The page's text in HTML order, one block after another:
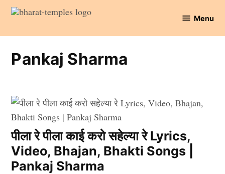
Skip
content
Temples
Menu
Pankaj Sharma
पीला रे पीला काई करो सहेल्या रे Lyrics,
Video, Bhajan, Bhakti Songs |
Pankaj Sharma